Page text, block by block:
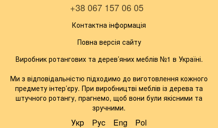
+38 067 157 06 05
Контактна інформація
Повна версія сайту
Виробник ротангових та дерев’яних меблів №1 в Україні.
Ми з відповідальністю підходимо до виготовлення кожного
предмету інтер’єру. При виробництві меблів із дерева та
штучного ротангу, прагнемо, щоб вони були якісними та
зручними.
Укр Рус Eng Pol